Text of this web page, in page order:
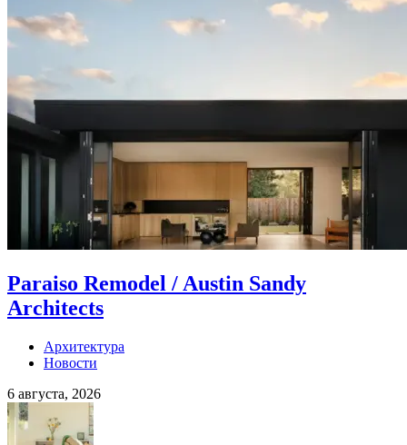
Paraiso Remodel / Austin Sandy
Architects
Архитектура
Новости
6 августа, 2026